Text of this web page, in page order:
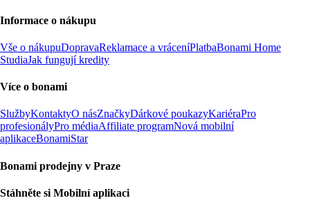
Informace o nákupu
Vše o nákupuDopravaReklamace a vráceníPlatbaBonami Home
StudiaJak fungují kredity
Více o bonami
SlužbyKontaktyO násZnačkyDárkové poukazyKariéraPro
profesionályPro médiaAffiliate programNová mobilní
aplikaceBonamiStar
Bonami prodejny v Praze
Stáhněte si Mobilní aplikaci